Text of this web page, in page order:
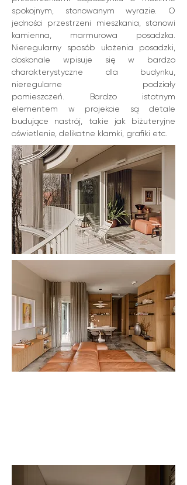
spokojnym, stonowanym wyrazie. O
jedności przestrzeni mieszkania, stanowi
kamienna, marmurowa posadzka.
Nieregularny sposób ułożenia posadzki,
doskonale wpisuje się w bardzo
charakterystyczne dla budynku,
nieregularne podziały
pomieszczeń.
Bardzo istotnym
elementem w projekcie są detale
budujące nastrój, takie jak biżuteryjne
oświe­tlenie, delikatne klamki, grafiki etc.